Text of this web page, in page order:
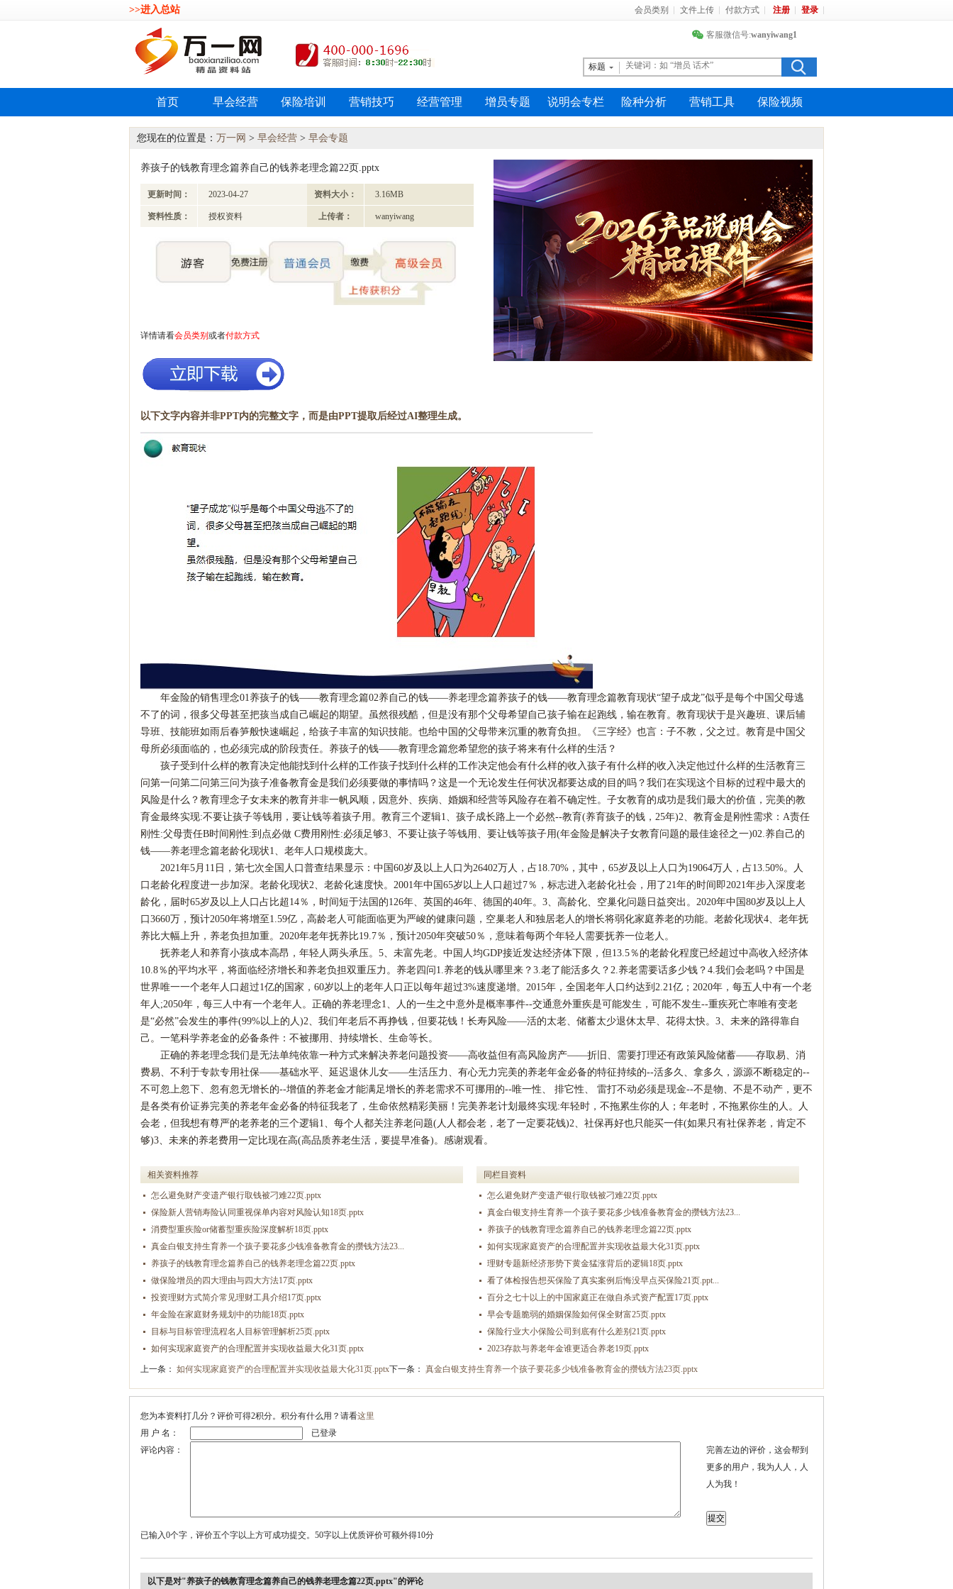
>>进入总站 会员类别 文件上传 付款方式 注册 登录
客服微信号:wanyiwang1
标题
首页 早会经营 保险培训 营销技巧 经营管理 增员专题 说明会专栏 险种分析 营销工具 保险视频
您现在的位置是： 万一网 > 早会经营 > 早会专题
养孩子的钱教育理念篇养自己的钱养老理念篇22页.pptx
更新时间： 2023-04-27 资料大小： 3.16MB
资料性质： 授权资料 上传者： wanyiwang
详情请看会员类别 或者付款方式
以下文字内容并非PPT内的完整文字，而是由PPT提取后经过AI整理生成。
年金险的销售理念01养孩子的钱——教育理念篇02养自己的钱——养老理念篇养孩子的钱——教育理念篇教育现状“望子成龙”似乎是每个中国父母逃
不了的词，很多父母甚至把孩当成自己崛起的期望。虽然很残酷，但是没有那个父母希望自己孩子输在起跑线，输在教育。教育现状于是兴趣班、课后辅
导班、技能班如雨后春笋般快速崛起，给孩子丰富的知识技能。也给中国的父母带来沉重的教育负担。《三字经》也言：子不教，父之过。教育是中国父
母所必须面临的，也必须完成的阶段责任。养孩子的钱——教育理念篇您希望您的孩子将来有什么样的生活？
孩子受到什么样的教育决定他能找到什么样的工作孩子找到什么样的工作决定他会有什么样的收入孩子有什么样的收入决定他过什么样的生活教育三
问第一问第二问第三问为孩子准备教育金是我们必须要做的事情吗？这是一个无论发生任何状况都要达成的目的吗？我们在实现这个目标的过程中最大的
风险是什么？教育理念子女未来的教育并非一帆风顺，因意外、疾病、婚姻和经营等风险存在着不确定性。子女教育的成功是我们最大的价值，完美的教
育金最终实现:不要让孩子等钱用，要让钱等着孩子用。教育三个逻辑1、孩子成长路上一个必然--教育(养育孩子的钱，25年)2、教育金是刚性需求：A责任
刚性:父母责任B时间刚性:到点必做 C费用刚性:必须足够3、不要让孩子等钱用、要让钱等孩子用(年金险是解决子女教育问题的最佳途径之一)02.养自己的
钱——养老理念篇老龄化现状1、老年人口规模庞大。
2021年5月11日，第七次全国人口普查结果显示：中国60岁及以上人口为26402万人，占18.70%，其中，65岁及以上人口为19064万人，占13.50%。人
口老龄化程度进一步加深。老龄化现状2、老龄化速度快。2001年中国65岁以上人口超过7％，标志进入老龄化社会，用了21年的时间即2021年步入深度老
龄化，届时65岁及以上人口占比超14％，时间短于法国的126年、英国的46年、德国的40年。3、高龄化、空巢化问题日益突出。2020年中国80岁及以上人
口3660万，预计2050年将增至1.59亿，高龄老人可能面临更为严峻的健康问题，空巢老人和独居老人的增长将弱化家庭养老的功能。老龄化现状4、老年抚
养比大幅上升，养老负担加重。2020年老年抚养比19.7％，预计2050年突破50％，意味着每两个年轻人需要抚养一位老人。
抚养老人和养育小孩成本高昂，年轻人两头承压。 5、未富先老。中国人均GDP接近发达经济体下限，但13.5％的老龄化程度已经超过中高收入经济体
10.8％的平均水平，将面临经济增长和养老负担双重压力。养老四问1.养老的钱从哪里来？3.老了能活多久？2.养老需要话多少钱？4.我们会老吗？中国是
世界唯一一个老年人口超过1亿的国家，60岁以上的老年人口正以每年超过3%速度递增。2015年，全国老年人口约达到2.21亿；2020年，每五人中有一个老
年人;2050年，每三人中有一个老年人。正确的养老理念1、人的一生之中意外是概率事件--交通意外重疾是可能发生，可能不发生--重疾死亡率唯有变老
是“必然”会发生的事件(99%以上的人)2、我们年老后不再挣钱，但要花钱！长寿风险——活的太老、储蓄太少退休太早、花得太快。3、未来的路得靠自
己。一笔科学养老金的必备条件：不被挪用、持续增长、生命等长。
正确的养老理念我们是无法单纯依靠一种方式来解决养老问题投资——高收益但有高风险房产——折旧、需要打理还有政策风险储蓄——存取易、消
费易、不利于专款专用社保——基础水平、延迟退休儿女——生活压力、有心无力完美的养老年金必备的特征持续的--活多久、拿多久，源源不断稳定的--
不可忽上忽下、忽有忽无增长的--增值的养老金才能满足增长的养老需求不可挪用的--唯一性、 排它性、 雷打不动必须是现金--不是物、不是不动产，更不
是各类有价证券完美的养老年金必备的特征我老了，生命依然精彩美丽！完美养老计划最终实现:年轻时，不拖累生你的人；年老时，不拖累你生的人。人
会老，但我想有尊严的老养老的三个逻辑1、每个人都关注养老问题(人人都会老，老了一定要花钱)2、社保再好也只能买一仹(如果只有社保养老，肯定不
够)3、未来的养老费用一定比现在高(高品质养老生活，要提早准备)。感谢观看。
相关资料推荐
怎么避免财产变遗产银行取钱被刁难22页.pptx
保险新人营销寿险认同重视保单内容对风险认知18页.pptx
消费型重疾险or储蓄型重疾险深度解析18页.pptx
真金白银支持生育养一个孩子要花多少钱准备教育金的攒钱方法23...
养孩子的钱教育理念篇养自己的钱养老理念篇22页.pptx
做保险增员的四大理由与四大方法17页.pptx
投资理财方式简介常见理财工具介绍17页.pptx
年金险在家庭财务规划中的功能18页.pptx
目标与目标管理流程名人目标管理解析25页.pptx
如何实现家庭资产的合理配置并实现收益最大化31页.pptx
同栏目资料
怎么避免财产变遗产银行取钱被刁难22页.pptx
真金白银支持生育养一个孩子要花多少钱准备教育金的攒钱方法23...
养孩子的钱教育理念篇养自己的钱养老理念篇22页.pptx
如何实现家庭资产的合理配置并实现收益最大化31页.pptx
理财专题新经济形势下黄金猛涨背后的逻辑18页.pptx
看了体检报告想买保险了真实案例后悔没早点买保险21页.ppt...
百分之七十以上的中国家庭正在做自杀式资产配置17页.pptx
早会专题脆弱的婚姻保险如何保全财富25页.pptx
保险行业大小保险公司到底有什么差别21页.pptx
2023存款与养老年金谁更适合养老19页.pptx
上一条： 如何实现家庭资产的合理配置并实现收益最大化31页.pptx下一条： 真金白银支持生育养一个孩子要花多少钱准备教育金的攒钱方法23页.pptx
您为本资料打几分？评价可得2积分。积分有什么用？请看这里
用 户 名：
已登录
评论内容：
完善左边的评价，这会帮到
更多的用户，我为人人，人
人为我！
已输入0个字，评价五个字以上方可成功提交。50字以上优质评价可额外得10分
以下是对"养孩子的钱教育理念篇养自己的钱养老理念篇22页.pptx"的评论